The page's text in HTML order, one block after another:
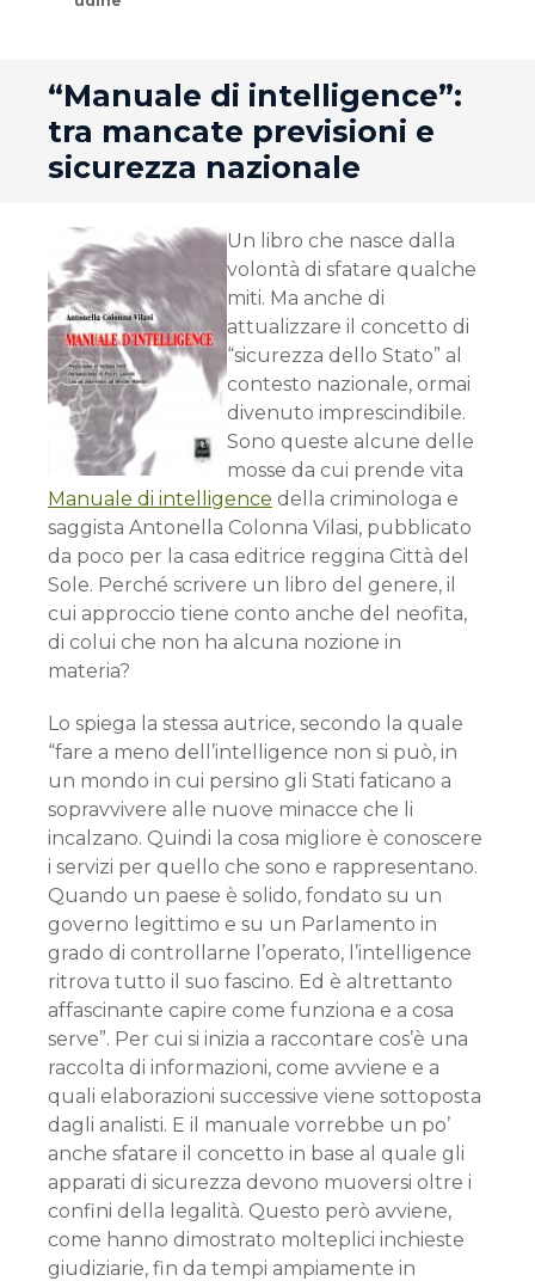
“Manuale di intelligence”:
tra mancate previsioni e
sicurezza nazionale
Un libro che nasce dalla
volontà di sfatare qualche
miti. Ma anche di
attualizzare il concetto di
“sicurezza dello Stato” al
contesto nazionale, ormai
divenuto imprescindibile.
Sono queste alcune delle
mosse da cui prende vita
Manuale di intelligence della criminologa e
saggista Antonella Colonna Vilasi, pubblicato
da poco per la casa editrice reggina Città del
Sole. Perché scrivere un libro del genere, il
cui approccio tiene conto anche del neofita,
di colui che non ha alcuna nozione in
materia?
Lo spiega la stessa autrice, secondo la quale
“fare a meno dell’intelligence non si può, in
un mondo in cui persino gli Stati faticano a
sopravvivere alle nuove minacce che li
incalzano. Quindi la cosa migliore è conoscere
i servizi per quello che sono e rappresentano.
Quando un paese è solido, fondato su un
governo legittimo e su un Parlamento in
grado di controllarne l’operato, l’intelligence
ritrova tutto il suo fascino. Ed è altrettanto
affascinante capire come funziona e a cosa
serve”. Per cui si inizia a raccontare cos’è una
raccolta di informazioni, come avviene e a
quali elaborazioni successive viene sottoposta
dagli analisti. E il manuale vorrebbe un po’
anche sfatare il concetto in base al quale gli
apparati di sicurezza devono muoversi oltre i
confini della legalità. Questo però avviene,
come hanno dimostrato molteplici inchieste
giudiziarie, fin da tempi ampiamente in